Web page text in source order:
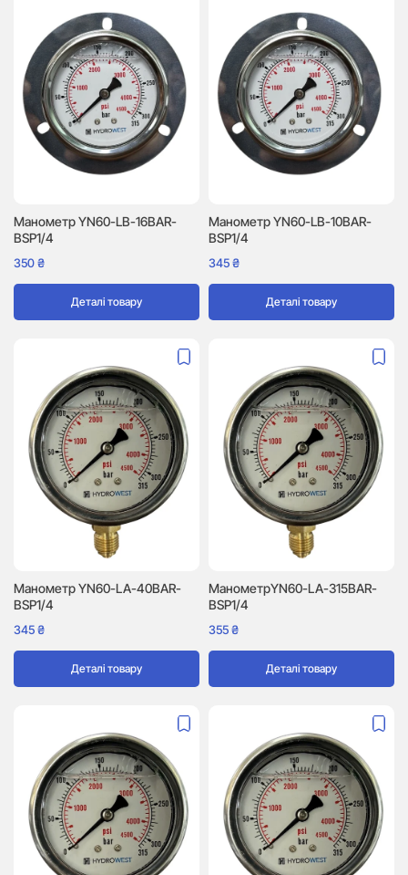
Манометр YN60-LB-16BAR-
BSP1/4
350₴
Деталі товару
Манометр YN60-LB-10BAR-
BSP1/4
345₴
Деталі товару
Манометр YN60-LA-40BAR-
BSP1/4
345₴
Деталі товару
МанометрYN60-LA-315BAR-
BSP1/4
355₴
Деталі товару